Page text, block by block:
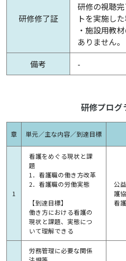
研修修了証
研修の視聴
トを実施し
・施設用教
ありません。
備考
-
研修プログ
章 単元／主な内容／到達目標
1
看護をめぐる現状と課
題
1．看護職の働き方改革
2．看護職の労働実態
【到達目標】
働き方における看護の
現状と課題、実態につ
いて理解できる
公
護
看
労務管理に必要な関係